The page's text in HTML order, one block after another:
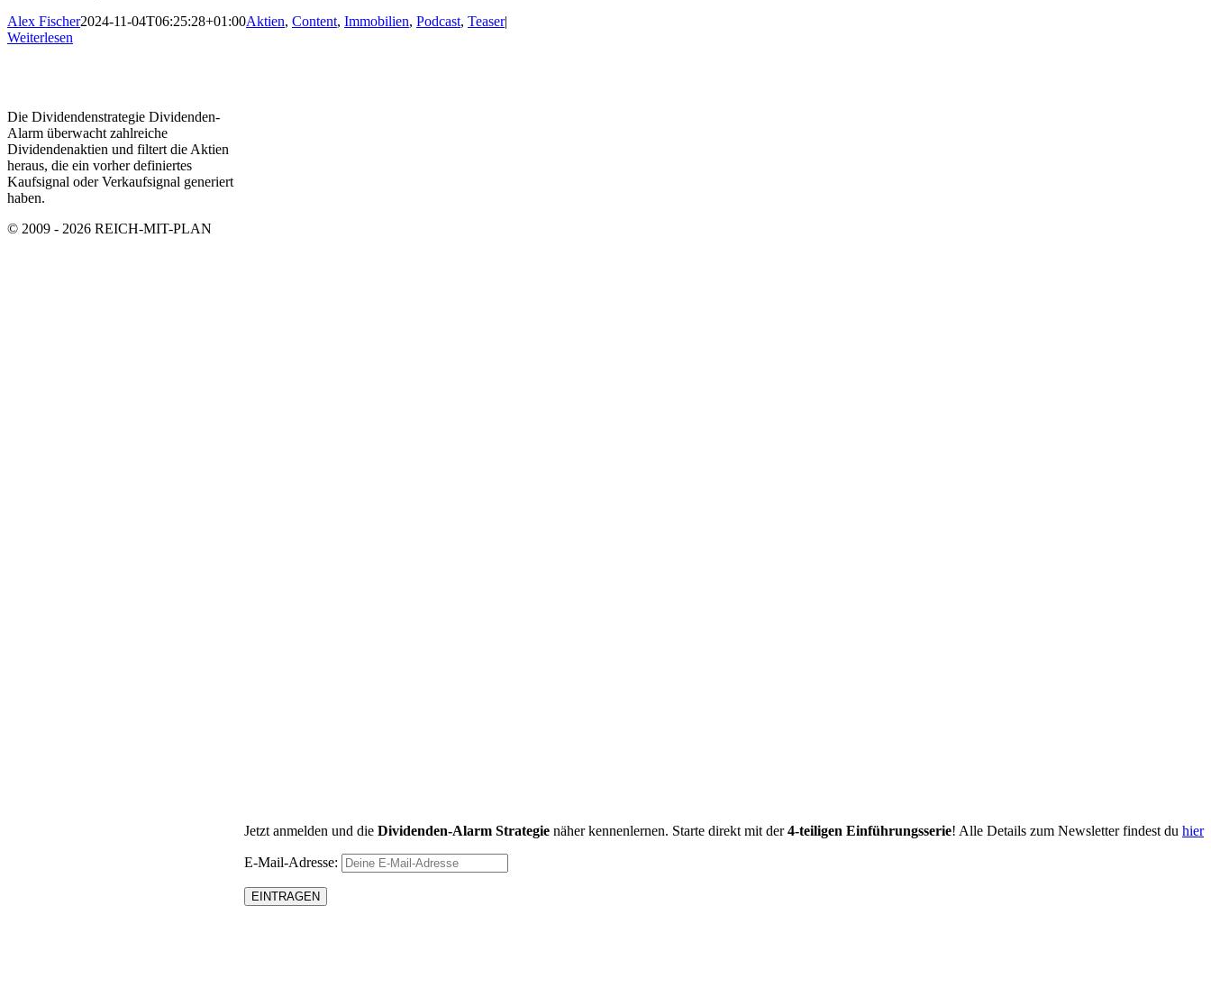
Alex Fischer2024-11-04T06:25:28+01:00Aktien, Content, Immobilien, Podcast, Teaser|
Weiterlesen
Jetzt anmelden und die Dividenden-Alarm Strategie näher kennenlernen. Starte direkt mit der4-teiligen Einführungsserie! Alle Details zum Newsletter findest du hier
E-Mail-Adresse:
Die Dividendenstrategie Dividenden-
Alarm überwacht zahlreiche
Dividendenaktien und filtert die Aktien
heraus, die ein vorher definiertes
Kaufsignal oder Verkaufsignal generiert
haben.
© 2009 - 2026 REICH-MIT-PLAN